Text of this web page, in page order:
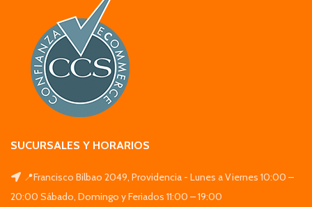
SUCURSALES Y HORARIOS
📍Francisco Bilbao 2049, Providencia - Lunes a Viernes 10:00 –
20:00 Sábado, Domingo y Feriados 11:00 – 19:00